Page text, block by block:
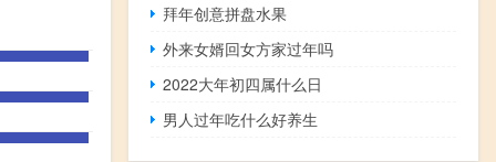
拜年创意拼盘水果
外来女婿回女方家过年吗
2022大年初四属什么日
男人过年吃什么好养生